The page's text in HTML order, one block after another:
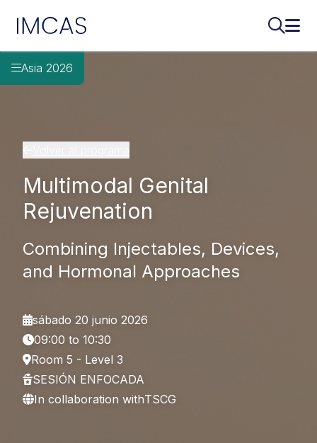
IMCAS
Asia 2026
Multimodal Genital
Rejuvenation
Combining Injectables, Devices,
and Hormonal Approaches
sábado 20 junio 2026
09:00 to 10:30
Room 5 - Level 3
SESIÓN ENFOCADA
In collaboration withTSCG